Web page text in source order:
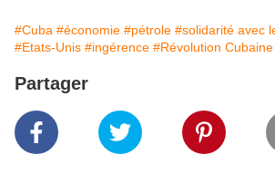
#Cuba #économie #pétrole #solidarité avec
#Etats-Unis #ingérence #Révolution Cubaine
Partager